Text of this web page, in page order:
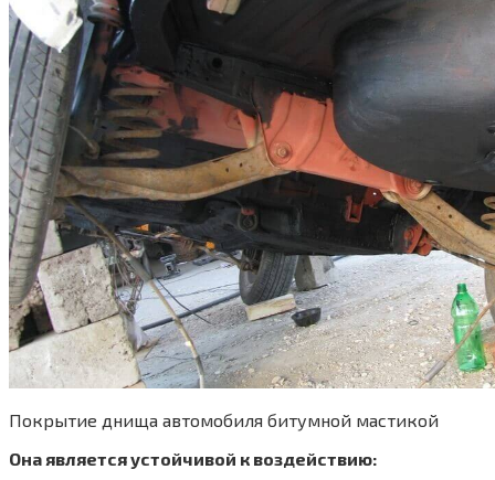
Покрытие днища автомобиля битумной мастикой
Она является устойчивой к воздействию: